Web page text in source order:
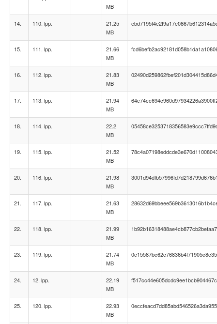
MB
14. 110. lpp.
21.25
MB
15. 111. lpp.
21.66
MB
16. 112. lpp.
21.83
MB
17. 113. lpp.
21.94
MB
18. 114. lpp.
22.2
MB
19. 115. lpp.
21.52
MB
20. 116. lpp.
21.98
MB
21. 117. lpp.
21.63
MB
22. 118. lpp.
21.99
MB
23. 119. lpp.
21.74
MB
24. 12. lpp.
22.19
MB
25. 120. lpp.
22.93
MB